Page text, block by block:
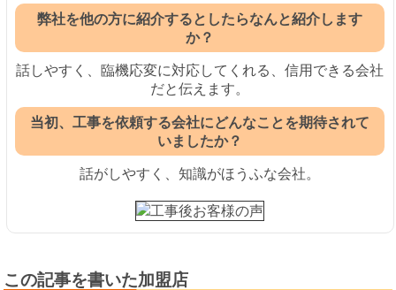
弊社を他の方に紹介するとしたらなんと紹介します
か？
話しやすく、臨機応変に対応してくれる、信用できる会社
だと伝えます。
当初、工事を依頼する会社にどんなことを期待されて
いましたか？
話がしやすく、知識がほうふな会社。
この記事を書いた加盟店